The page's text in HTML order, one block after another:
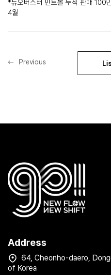
*듀오버스터 민트볼 누적 판매
4월
Previous
Address
64, Cheonho-daero,
of Korea